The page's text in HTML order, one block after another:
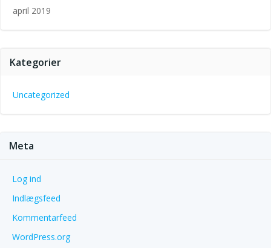
april 2019
Kategorier
Uncategorized
Meta
Log ind
Indlægsfeed
Kommentarfeed
WordPress.org